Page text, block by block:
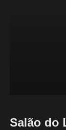
Salão do